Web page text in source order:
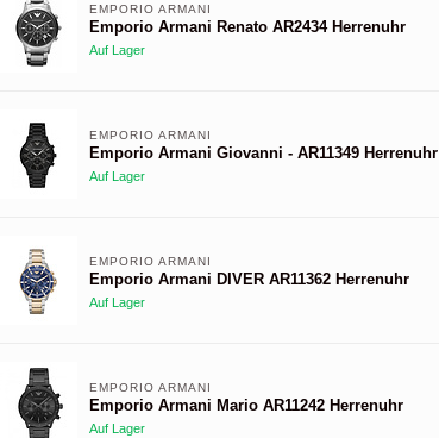
EMPORIO ARMANI
Emporio Armani Renato AR2434 Herrenuhr
Auf Lager
EMPORIO ARMANI
Emporio Armani Giovanni - AR11349 Herrenuhr
Auf Lager
EMPORIO ARMANI
Emporio Armani DIVER AR11362 Herrenuhr
Auf Lager
EMPORIO ARMANI
Emporio Armani Mario AR11242 Herrenuhr
Auf Lager